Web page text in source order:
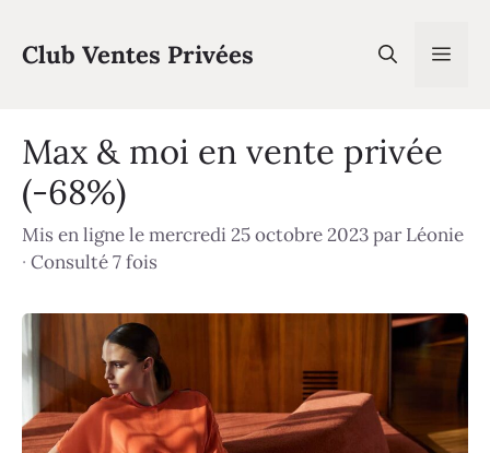
contenu
Club Ventes Privées
Max & moi en vente privée
(-68%)
Mis en ligne le mercredi 25 octobre 2023parLéonie
· Consulté 7 fois